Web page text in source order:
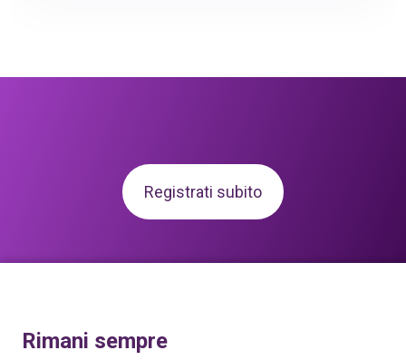
Registrati subito
Rimani sempre